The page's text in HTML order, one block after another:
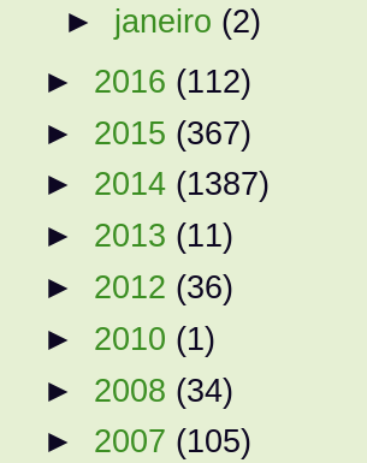
► janeiro (2)
► 2016 (112)
► 2015 (367)
► 2014 (1387)
► 2013 (11)
► 2012 (36)
► 2010 (1)
► 2008 (34)
► 2007 (105)